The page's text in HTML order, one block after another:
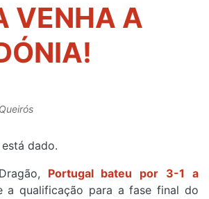
VENHA A
dado.
Portugal bateu por 3-1 a
a qualificação para a fase final do